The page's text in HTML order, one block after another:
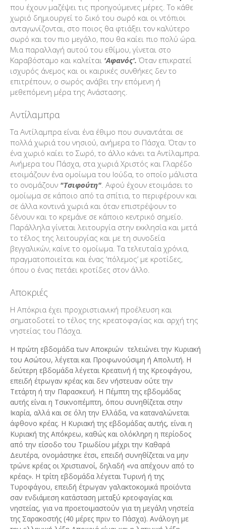
που έχουν μαζέψει τις προηγούμενες μέρες. Το κάθε
χωριό δημιουργεί το δικό του σωρό και οι ντόπιοι
ανταγωνίζονται, στο ποιος θα φτιάξει τον καλύτερο
σωρό και τον πιο μεγάλο, που θα καίει πιο πολύ ώρα.
Μια παραλλαγή αυτού του εθίμου, γίνεται στο
Καραβόσταμο και καλείται 'Αφανός'. Όταν επικρατεί
ισχυρός άνεμος και οι καιρικές συνθήκες δεν το
επιτρέπουν, ο σωρός ανάβει την επόμενη ή
μεθεπόμενη μέρα της Ανάστασης.
Αντίλαμπρα
Τα Αντίλαμπρα είναι ένα έθιμο που συναντάται σε
πολλά χωριά του νησιού, ανήμερα το Πάσχα. Όταν το
ένα χωριό καίει το Σωρό, το άλλο κάνει τα Αντίλαμπρα.
Ανήμερα του Πάσχα, στα χωριά Χριστός και Γλαρέδο
ετοιμάζουν ένα ομοίωμα του Ιούδα, το οποίο μάλιστα
το ονομάζουν "Τσιφούτη" . Αφού έχουν ετοιμάσει το
ομοίωμα σε κάποιο από τα σπίτια, το περιφέρουν και
σε άλλα κοντινά χωριά και όταν επιστρέψουν το
δένουν και το κρεμάνε σε κάποιο κεντρικό σημείο.
Παράλληλα γίνεται λειτουργία στην εκκλησία και μετά
το τέλος της λειτουργίας και με τη συνοδεία
βεγγαλικών, καίνε το ομοίωμα. Τα τελευταία χρόνια,
πραγματοποιείται και ένας ‘πόλεμος’ με κροτίδες,
όπου ο ένας πετάει κροτίδες στον άλλο.
Αποκριές
Η Απόκρια έχει προχριστιανική προέλευση και
σηματοδοτεί το τέλος της κρεατοφαγίας και αρχή της
νηστείας του Πάσχα.
Η πρώτη εβδομάδα των Αποκριών τελειώνει την Κυριακή
του Ασώτου, λέγεται και Προφωνούσιμη ή Απολυτή. Η
δεύτερη εβδομάδα λέγεται Κρεατινή ή της Κρεοφάγου,
επειδή έτρωγαν κρέας και δεν νήστευαν ούτε την
Τετάρτη ή την Παρασκευή. Η Πέμπτη της εβδομάδας
αυτής είναι η Τσικνοπέμπτη, όπου συνηθίζεται στην
Ικαρία, αλλά και σε όλη την Ελλάδα, να καταναλώνεται
άφθονο κρέας. Η Κυριακή της εβδομάδας αυτής, είναι η
Κυριακή της Απόκρεω, καθώς και ολόκληρη η περίοδος
από την είσοδο του Τριωδίου μέχρι την Καθαρά
Δευτέρα, ονομάστηκε έτσι, επειδή συνηθίζεται να μην
τρώνε κρέας οι Χριστιανοί, δηλαδή «να απέχουν από το
κρέας». Η τρίτη εβδομάδα λέγεται Τυρινή ή της
Τυροφάγου, επειδή έτρωγαν γαλακτοκομικά προϊόντα
σαν ενδιάμεση κατάσταση μεταξύ κρεοφαγίας και
νηστείας, για να προετοιμαστούν για τη μεγάλη νηστεία
της Σαρακοστής (40 μέρες πριν το Πάσχα). Ανάλογη με